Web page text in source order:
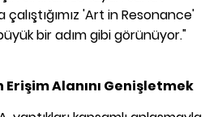
çalıştığımız 'Art in Resonance'
bir adım gibi görünüyor."
Erişim Alanını Genişletmek